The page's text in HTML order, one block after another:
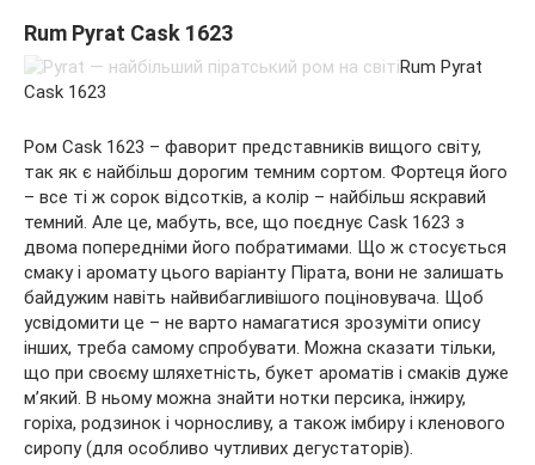
Rum Pyrat Cask 1623
Rum Pyrat
Cask 1623
Ром Cask 1623 – фаворит представників вищого світу,
так як є найбільш дорогим темним сортом. Фортеця його
– все ті ж сорок відсотків, а колір – найбільш яскравий
темний. Але це, мабуть, все, що поєднує Cask 1623 з
двома попередніми його побратимами. Що ж стосується
смаку і аромату цього варіанту Пірата, вони не залишать
байдужим навіть найвибагливішого поціновувача. Щоб
усвідомити це – не варто намагатися зрозуміти опису
інших, треба самому спробувати. Можна сказати тільки,
що при своєму шляхетність, букет ароматів і смаків дуже
м’який. В ньому можна знайти нотки персика, інжиру,
горіха, родзинок і чорносливу, а також імбиру і кленового
сиропу (для особливо чутливих дегустаторів).